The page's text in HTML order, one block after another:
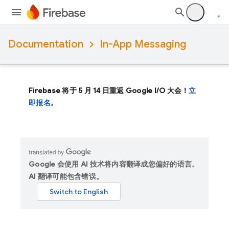
Documentation In-App Messaging
Firebase 将于 5 月 14 日重返 Google I/O 大会！立
即报名。
Google 会使用 AI 技术将内容翻译成您偏好的语言。
AI 翻译可能包含错误。